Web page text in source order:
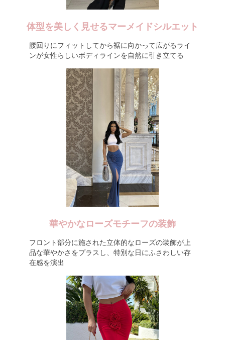
体型を美しく見せるマーメイドシルエット
腰回りにフィットしてから裾に向かって広がるライ
ンが女性らしいボディラインを自然に引き立てる
華やかなローズモチーフの装飾
フロント部分に施された立体的なローズの装飾が上
品な華やかさをプラスし、特別な日にふさわしい存
在感を演出